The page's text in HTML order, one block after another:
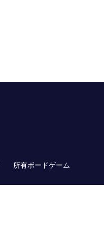
所有ボードゲーム